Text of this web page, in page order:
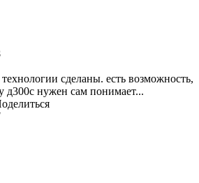
сделаны. есть возможность,
д300с нужен сам понимает...